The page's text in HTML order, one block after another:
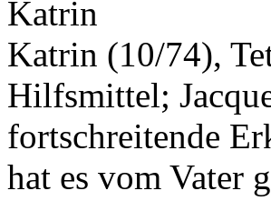
Katrin
Katrin (10/74),
Hilfsmittel;
fortschreitende
hat es vom Vater